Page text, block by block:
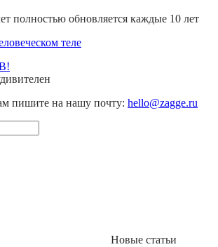
полностью обновляется каждые 10 лет
теле
пишите на нашу почту: hello@zagge.ru
Новые статьи